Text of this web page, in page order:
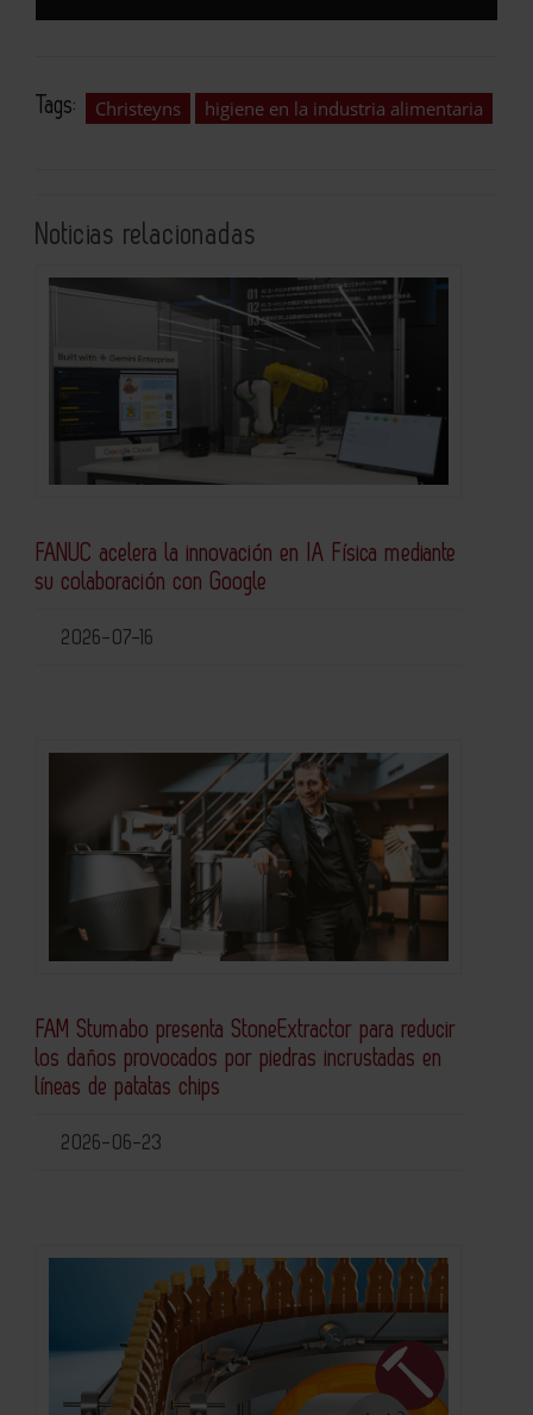
Tags: Christeyns higiene en la industria alimentaria
Noticias relacionadas
FANUC acelera la innovación en IA Física mediante
su colaboración con Google
2026-07-16
FAM Stumabo presenta StoneExtractor para reducir
los daños provocados por piedras incrustadas en
líneas de patatas chips
2026-06-23